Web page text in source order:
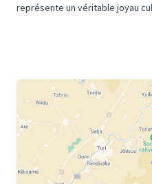
représente un véritable joyau